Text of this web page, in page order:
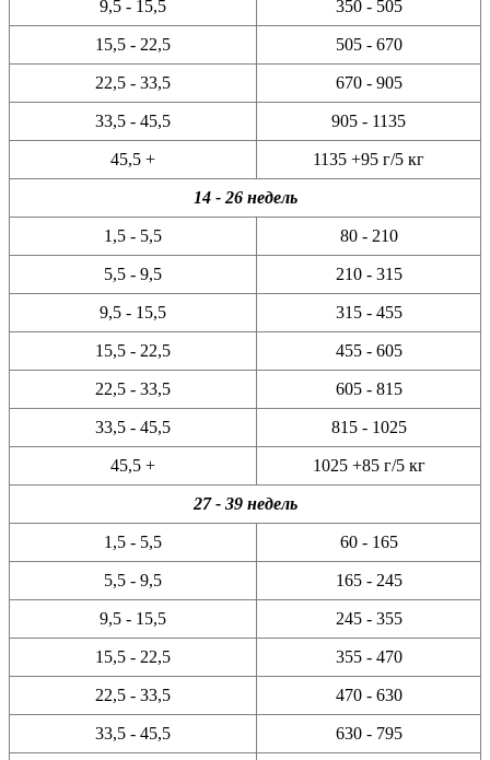
9,5 - 15,5 350 - 505
15,5 - 22,5 505 - 670
22,5 - 33,5 670 - 905
33,5 - 45,5 905 - 1135
45,5 + 1135 +95 г/5 кг
14 - 26 недель
1,5 - 5,5 80 - 210
5,5 - 9,5 210 - 315
9,5 - 15,5 315 - 455
15,5 - 22,5 455 - 605
22,5 - 33,5 605 - 815
33,5 - 45,5 815 - 1025
45,5 + 1025 +85 г/5 кг
27 - 39 недель
1,5 - 5,5 60 - 165
5,5 - 9,5 165 - 245
9,5 - 15,5 245 - 355
15,5 - 22,5 355 - 470
22,5 - 33,5 470 - 630
33,5 - 45,5 630 - 795